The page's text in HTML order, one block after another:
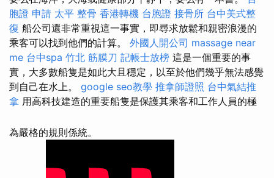
胞證 申請 太平 整骨 香港轉機 台胞證 接骨所 台中美式整
復 船公司還非常重視這一事實，即尋求放鬆和親密浪漫的
乘客可以找到他們的計算。 外國人開公司 massage near
me 台中spa 竹北 筋膜刀 記帳士放榜 這是一個重要的事
實，大多數船隻是如此大且穩定，以至於他們幾乎無法感覺
到自己在水上。 google seo教學 推拿師證照 台中氣結推
拿 用高科技建造的重要船隻是保護其乘客和工作人員的極
為嚴格的規則係統。